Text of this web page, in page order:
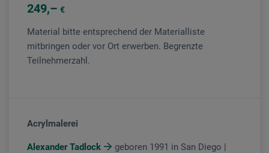
249 €
Material bitte entsprechend der Materialliste
mitbringen oder vor Ort erwerben. Begrenzte
Teilnehmerzahl.
Acrylmalerei
Alexander Tadlock
geboren 1991 in San Diego |